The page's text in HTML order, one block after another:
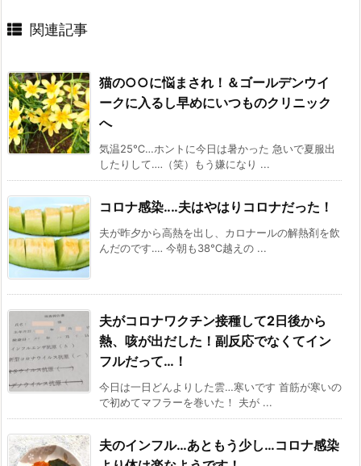
関連記事
猫の○○に悩まされ！＆ゴールデンウイ
ークに入るし早めにいつものクリニック
へ
気温25℃…ホントに今日は暑かった 急いで夏服出
したりして‥‥（笑）もう嫌になり ...
コロナ感染‥‥夫はやはりコロナだった！
夫が昨夕から高熱を出し、カロナールの解熱剤を飲
んだのです‥‥ 今朝も38℃越えの ...
夫がコロナワクチン接種して2日後から
熱、咳が出だした！副反応でなくてイン
フルだって…！
今日は一日どんよりした雲…寒いです 首筋が寒いの
で初めてマフラーを巻いた！ 夫が ...
夫のインフル…あともう少し…コロナ感染